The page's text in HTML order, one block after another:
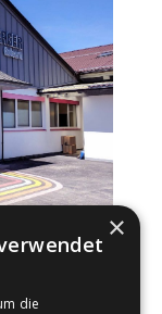
×
die